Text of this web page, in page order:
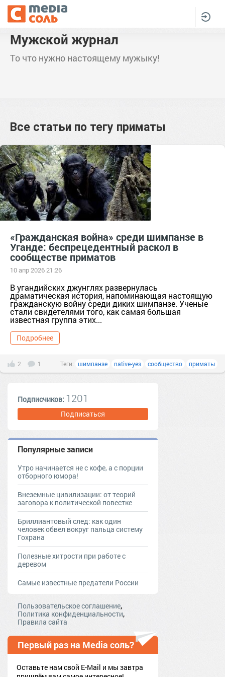
Мужской журнал
То что нужно настоящему мужыку!
Все статьи по тегу приматы
«Гражданская война» среди шимпанзе в
Уганде: беспрецедентный раскол в
сообществе приматов
10 апр 2026 21:26
В угандийских джунглях развернулась
драматическая история, напоминающая настоящую
гражданскую войну среди диких шимпанзе. Ученые
стали свидетелями того, как самая большая
известная группа этих...
Подробнее
2 1 Теги: шимпанзе native-yes сообщество приматы
Подписчиков: 1201
Подписаться
Популярные записи
Утро начинается не с кофе, а с порции
отборного юмора!
Внеземные цивилизации: от теорий
заговора к политической повестке
Бриллиантовый след: как один
человек обвел вокруг пальца систему
Гохрана
Полезные хитрости при работе с
деревом
Самые известные предатели России
Пользовательское соглашение,
Политика конфиденциальности,
Правила сайта
Первый раз на Media соль?
Оставьте нам свой E-Mail и мы завтра